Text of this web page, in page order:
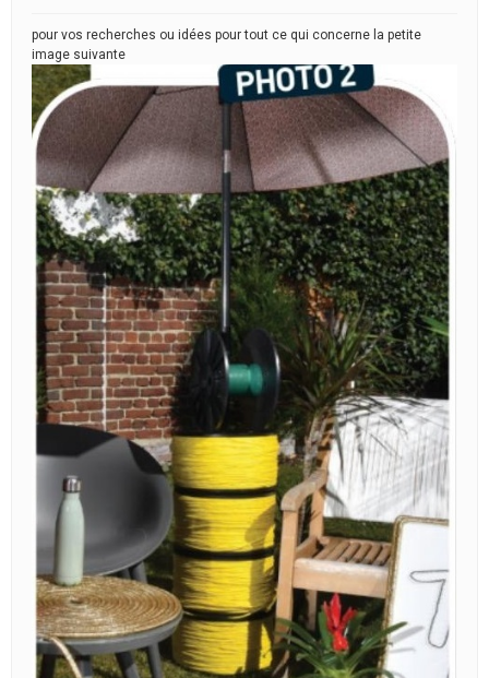
pour vos recherches ou idées pour tout ce qui concerne la petite
image suivante